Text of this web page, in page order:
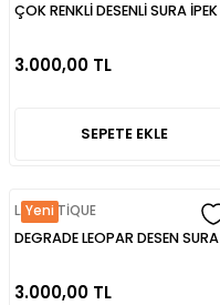
ÇOK RENKLİ DESENLİ SURA İPEK
3.000,00 TL
SEPETE EKLE
Yeni
LABOUTİQUE
DEGRADE LEOPAR DESEN SURA
3.000,00 TL